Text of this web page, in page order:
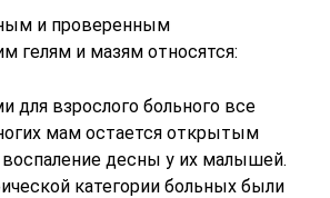
и проверенным
гелям и мазям относятся:
для взрослого больного все
мам остается открытым
воспаление десны у их малышей.
категории больных были